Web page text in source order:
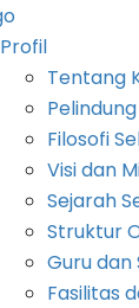
Profil
Tentang
Filosofi
Visi dan
Sejarah
Struktur
Guru dan
Fasilitas